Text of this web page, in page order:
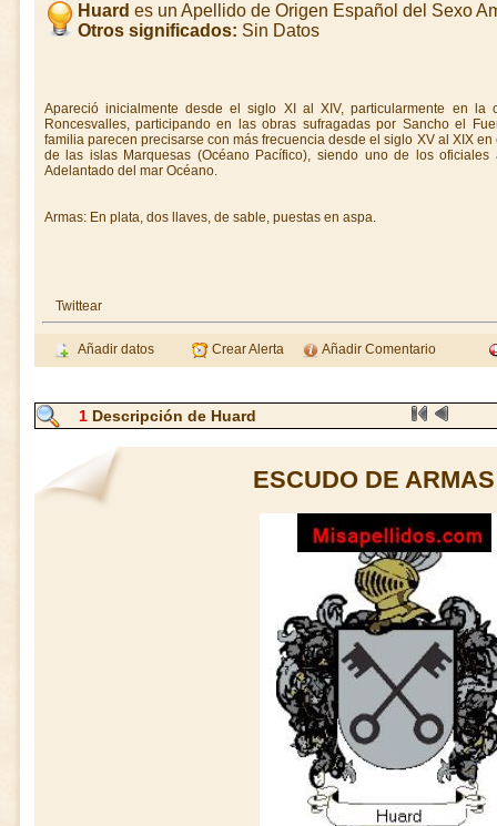
Huard es un Apellido de Origen Español del Sexo
Otros significados: Sin Datos
Apareció inicialmente desde el siglo XI al XIV, particularmente en
Roncesvalles, participando en las obras sufragadas por Sancho el
familia parecen precisarse con más frecuencia desde el siglo XV al XIX
de las islas Marquesas (Océano Pacífico), siendo uno de los
Adelantado del mar Océano.
Armas: En plata, dos llaves, de sable, puestas en aspa.
Twittear
Añadir datos Crear Alerta Añadir Comentario
1 Descripción de Huard
ESCUDO DE